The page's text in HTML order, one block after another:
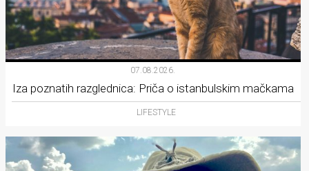
07.08.2026.
Iza poznatih razglednica: Priča o istanbulskim mačkama
LIFESTYLE